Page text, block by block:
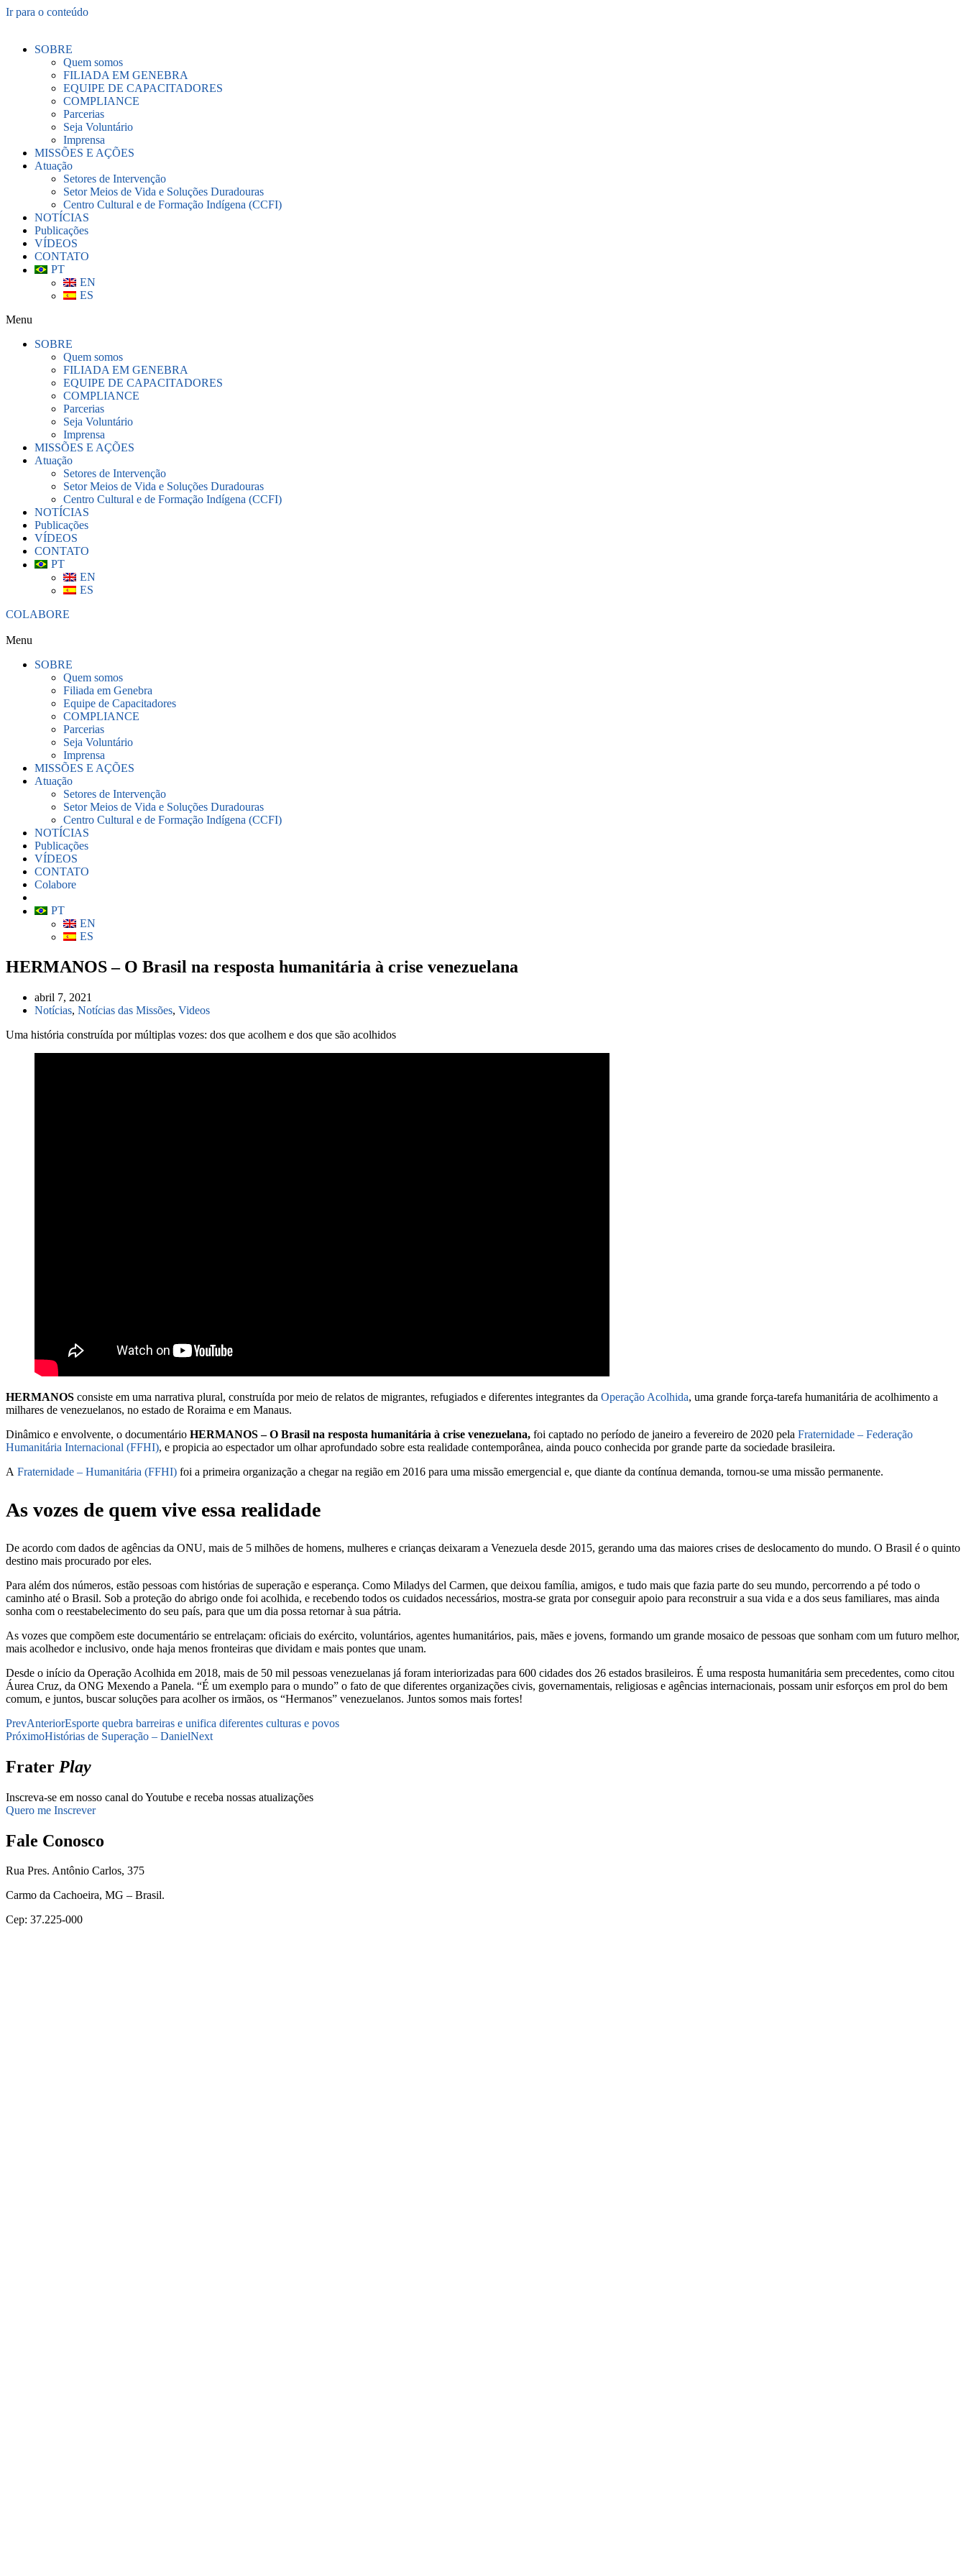
Ir para o conteúdo
SOBRE
Quem somos
FILIADA EM GENEBRA
EQUIPE DE CAPACITADORES
COMPLIANCE
Parcerias
Seja Voluntário
Imprensa
MISSÕES E AÇÕES
Atuação
Setores de Intervenção
Setor Meios de Vida e Soluções Duradouras
Centro Cultural e de Formação Indígena (CCFI)
NOTÍCIAS
Publicações
VÍDEOS
CONTATO
PT
EN
ES
Menu
SOBRE
Quem somos
FILIADA EM GENEBRA
EQUIPE DE CAPACITADORES
COMPLIANCE
Parcerias
Seja Voluntário
Imprensa
MISSÕES E AÇÕES
Atuação
Setores de Intervenção
Setor Meios de Vida e Soluções Duradouras
Centro Cultural e de Formação Indígena (CCFI)
NOTÍCIAS
Publicações
VÍDEOS
CONTATO
PT
EN
ES
COLABORE
Menu
SOBRE
Quem somos
Filiada em Genebra
Equipe de Capacitadores
COMPLIANCE
Parcerias
Seja Voluntário
Imprensa
MISSÕES E AÇÕES
Atuação
Setores de Intervenção
Setor Meios de Vida e Soluções Duradouras
Centro Cultural e de Formação Indígena (CCFI)
NOTÍCIAS
Publicações
VÍDEOS
CONTATO
Colabore
PT
EN
ES
HERMANOS – O Brasil na resposta humanitária à crise venezuelana
abril 7, 2021
Notícias, Notícias das Missões, Videos
Uma história construída por múltiplas vozes: dos que acolhem e dos que são acolhidos
HERMANOS consiste em uma narrativa plural, construída por meio de relatos de migrantes, refugiados e diferentes integrantes da Operação Acolhida, uma grande força-tarefa humanitária de acolhimento a
milhares de venezuelanos, no estado de Roraima e em Manaus.
Dinâmico e envolvente, o documentário HERMANOS – O Brasil na resposta humanitária à crise venezuelana, foi captado no período de janeiro a fevereiro de 2020 pela Fraternidade – Federação
Humanitária Internacional (FFHI), e propicia ao espectador um olhar aprofundado sobre esta realidade contemporânea, ainda pouco conhecida por grande parte da sociedade brasileira.
A Fraternidade – Humanitária (FFHI) foi a primeira organização a chegar na região em 2016 para uma missão emergencial e, que diante da contínua demanda, tornou-se uma missão permanente.
As vozes de quem vive essa realidade
De acordo com dados de agências da ONU, mais de 5 milhões de homens, mulheres e crianças deixaram a Venezuela desde 2015, gerando uma das maiores crises de deslocamento do mundo. O Brasil é o quinto
destino mais procurado por eles.
Para além dos números, estão pessoas com histórias de superação e esperança. Como Miladys del Carmen, que deixou família, amigos, e tudo mais que fazia parte do seu mundo, percorrendo a pé todo o
caminho até o Brasil. Sob a proteção do abrigo onde foi acolhida, e recebendo todos os cuidados necessários, mostra-se grata por conseguir apoio para reconstruir a sua vida e a dos seus familiares, mas ainda
sonha com o reestabelecimento do seu país, para que um dia possa retornar à sua pátria.
As vozes que compõem este documentário se entrelaçam: oficiais do exército, voluntários, agentes humanitários, pais, mães e jovens, formando um grande mosaico de pessoas que sonham com um futuro melhor,
mais acolhedor e inclusivo, onde haja menos fronteiras que dividam e mais pontes que unam.
Desde o início da Operação Acolhida em 2018, mais de 50 mil pessoas venezuelanas já foram interiorizadas para 600 cidades dos 26 estados brasileiros. É uma resposta humanitária sem precedentes, como citou
Áurea Cruz, da ONG Mexendo a Panela. “É um exemplo para o mundo” o fato de que diferentes organizações civis, governamentais, religiosas e agências internacionais, possam unir esforços em prol do bem
comum, e juntos, buscar soluções para acolher os irmãos, os “Hermanos” venezuelanos. Juntos somos mais fortes!
PrevAnteriorEsporte quebra barreiras e unifica diferentes culturas e povos
PróximoHistórias de Superação – DanielNext
Frater Play
Inscreva-se em nosso canal do Youtube e receba nossas atualizações
Quero me Inscrever
Fale Conosco
Rua Pres. Antônio Carlos, 375
Carmo da Cachoeira, MG – Brasil.
Cep: 37.225-000